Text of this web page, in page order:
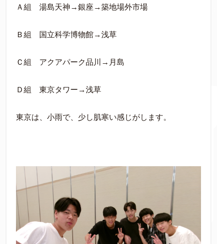
Ａ組 湯島天神→銀座→築地場外市場
Ｂ組 国立科学博物館→浅草
Ｃ組 アクアパーク品川→月島
Ｄ組 東京タワー→浅草
東京は、小雨で、少し肌寒い感じがします。